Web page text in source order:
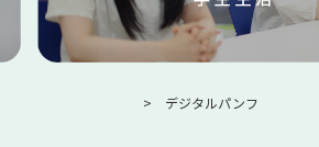
デジタルパンフ